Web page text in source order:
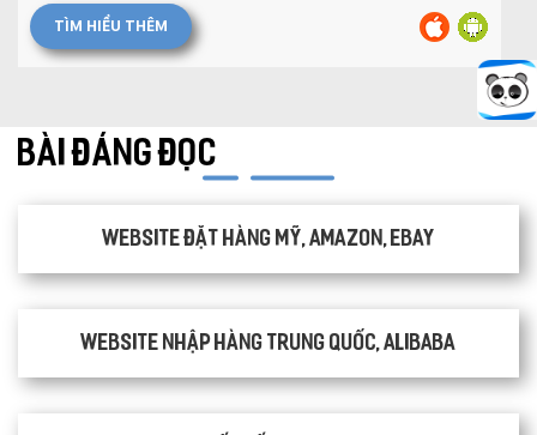
TÌM HIỂU THÊM
BÀI ĐÁNG ĐỌC
Website đặt hàng Mỹ, Amazon, Ebay
Website nhập hàng Trung Quốc, Alibaba